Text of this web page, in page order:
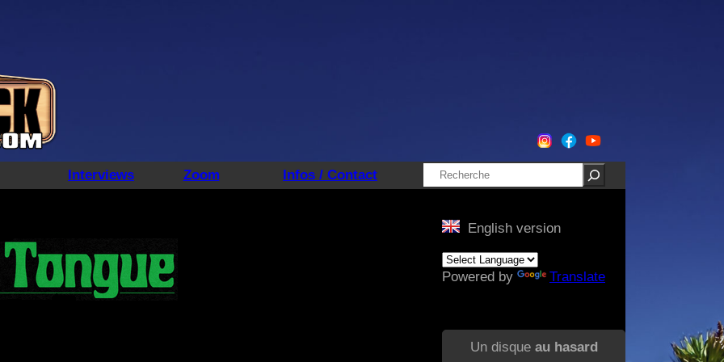
Interviews Zoom Infos / Contact Rechercher
English version
Powered by Translate
Un disque au hasard